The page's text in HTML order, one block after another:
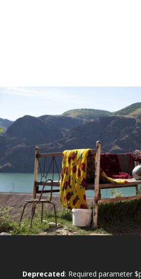
Deprecated: Required parameter